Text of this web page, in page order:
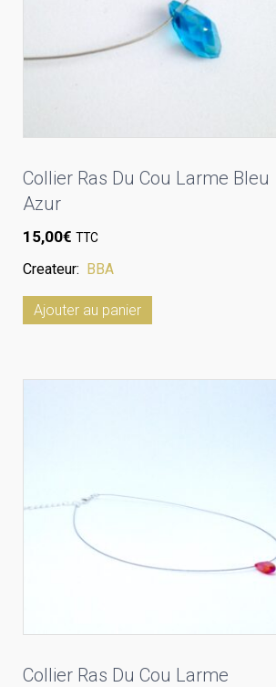
Collier Ras Du Cou Larme Bleu
Azur
15,00€ TTC
Createur: BBA
Ajouter au panier
Collier Ras Du Cou Larme